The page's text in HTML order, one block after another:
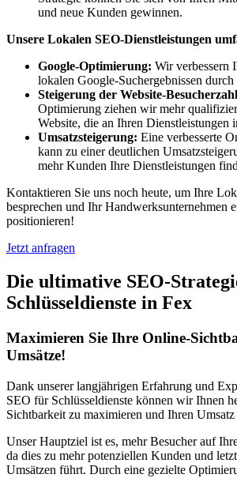
und neue Kunden gewinnen.
Unsere Lokalen SEO-Dienstleistungen
Google-Optimierung: Wir verbessern
lokalen Google-Suchergebnissen
Steigerung der Website-
Optimierung ziehen wir mehr
Website, die an Ihren Dienstleistungen
Umsatzsteigerung: Eine verbesserte
kann zu einer deutlichen
mehr Kunden Ihre Dienstleistungen
Kontaktieren Sie uns noch heute, um Ihre
besprechen und Ihr Handwerksunternehmen
positionieren!
Jetzt anfragen
Die ultimative SEO-
Schlüsseldienste in Fex
Maximieren Sie Ihre Online-
Umsätze!
Dank unserer langjährigen Erfahrung und
SEO für Schlüsseldienste können wir Ihnen
Sichtbarkeit zu maximieren und Ihren Umsatz
Unser Hauptziel ist es, mehr Besucher auf
da dies zu mehr potenziellen Kunden und
Umsätzen führt. Durch eine gezielte